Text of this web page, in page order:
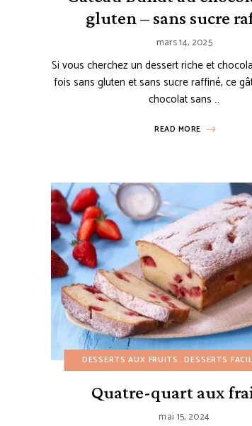
gluten – sans sucre
mars 14, 2025
Si vous cherchez un dessert riche et
fois sans gluten et sans sucre raffiné, ce
chocolat sans …
READ MORE
DESSERTS AUX FRUITS DESSERTS
Quatre-quart aux
mai 15, 2024